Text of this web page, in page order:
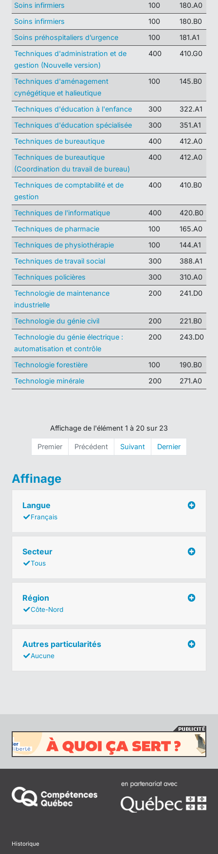
Soins infirmiers 100
180.A0
Soins infirmiers
100
180.B0
Soins préhospitaliers d’urgence
100
181.A1
Techniques d'administration et de
gestion (Nouvelle version)
400 410.G0
Techniques d'aménagement
cynégétique et halieutique
100 145.B0
Techniques d'éducation à l'enfance 300
322.A1
Techniques d'éducation spécialisée
300
351.A1
Techniques de bureautique
400
412.A0
Techniques de bureautique
(Coordination du travail de bureau)
400 412.A0
Techniques de comptabilité et de
gestion
400 410.B0
Techniques de l'informatique 400
420.B0
Techniques de pharmacie
100
165.A0
Techniques de physiothérapie
100
144.A1
Techniques de travail social
300
388.A1
Techniques policières
300
310.A0
Technologie de maintenance
industrielle
200 241.D0
Technologie du génie civil 200
221.B0
Technologie du génie électrique :
automatisation et contrôle
200 243.D0
Technologie forestière 100
190.B0
Technologie minérale
200 271.A0
Affichage de l'élément 1 à 20 sur 23
Premier Précédent Suivant Dernier
Affinage
Langue
Français
Secteur
Tous
Région
Côte-Nord
Autres particularités
Aucune
Historique